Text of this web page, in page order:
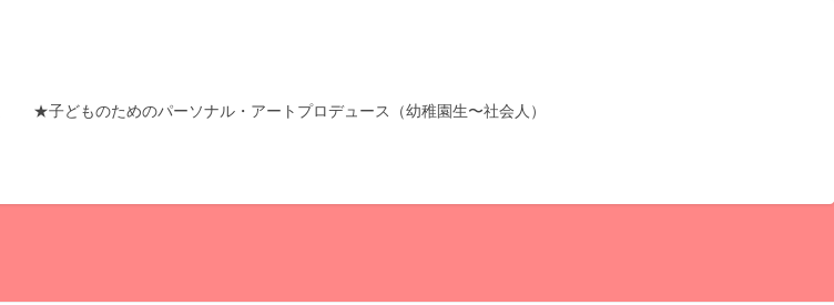
★子どものためのパーソナル・アートプロデュース（幼稚園生〜社会人）